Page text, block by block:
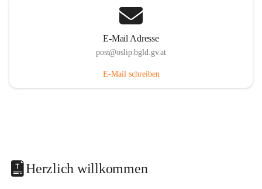
E-Mail Adresse
post@oslip.bgld.gv.at
E-Mail schreiben
Herzlich willkommen